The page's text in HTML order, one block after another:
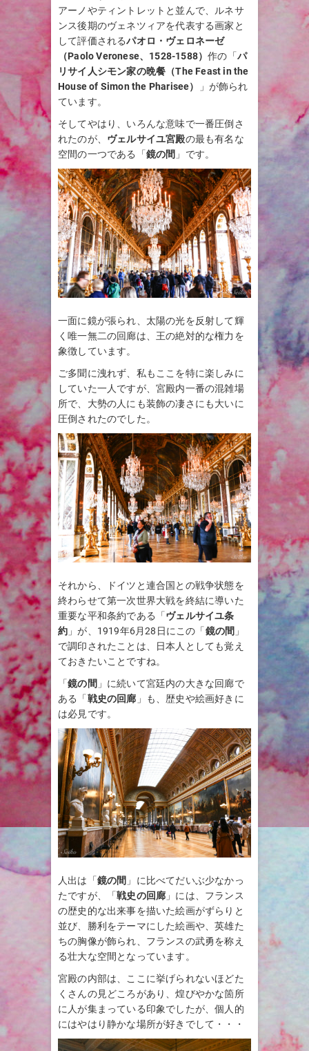
アーノやティントレットと並んで、ルネサ
ンス後期のヴェネツィアを代表する画家と
して評価されるパオロ・ヴェロネーゼ
（Paolo Veronese、1528-1588）作の「パ
リサイ人シモン家の晩餐（The Feast in the
House of Simon the Pharisee）
」が飾られ
ています。
そしてやはり、いろんな意味で一番圧倒さ
れたのが、 ヴェルサイユ宮殿の最も有名な
空間の一つである「鏡の間 」です。
一面に鏡が張られ、太陽の光を反射して輝
く唯一無二の回廊は、王の絶対的な権力を
象徴しています。
ご多聞に洩れず、私もここを特に楽しみに
していた一人ですが、宮殿内一番の混雑場
所で、大勢の人にも装飾の凄さにも大いに
圧倒されたのでした。
それから、ドイツと連合国との戦争状態を
終わらせて第一次世界大戦を終結に導いた
重要な平和条約である「ヴェルサイユ条
約 」が、1919年6月28日にこの「鏡の間 」
で調印されたことは、日本人としても覚え
ておきたいことですね。
「鏡の間 」に続いて宮廷内の大きな回廊で
ある「戦史の回廊 」も、歴史や絵画好きに
は必見です。
人出は「鏡の間 」に比べてだいぶ少なかっ
たですが、「戦史の回廊 」には、フランス
の歴史的な出来事を描いた絵画がずらりと
並び、勝利をテーマにした絵画や、英雄た
ちの胸像が飾られ、フランスの武勇を称え
る壮大な空間となっています。
宮殿の内部は、ここに挙げられないほどた
くさんの見どころがあり、煌びやかな箇所
に人が集まっている印象でしたが、個人的
にはやはり静かな場所が好きでして・・・